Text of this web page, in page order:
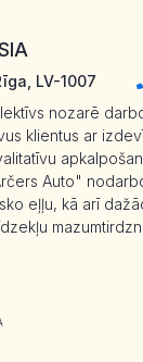
LV-1007
nozarē
klientus ar
Auto"
eļļu, kā arī